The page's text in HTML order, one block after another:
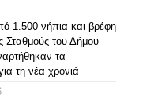
1.500 νήπια και βρέφη
Σταθμούς του Δήμου
τα
τη νέα χρονιά